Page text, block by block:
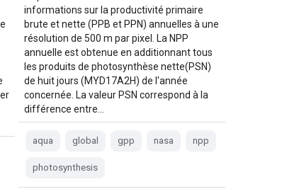
informations sur la productivité primaire
brute et nette (PPB et PPN) annuelles à une
résolution de 500 m par pixel. La NPP
annuelle est obtenue en additionnant tous
les produits de photosynthèse nette(PSN)
de huit jours (MYD17A2H) de l'année
concernée. La valeur PSN correspond à la
différence entre…
aqua global gpp nasa npp
photosynthesis